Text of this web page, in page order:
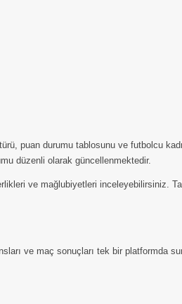
puan durumu tablosunu ve futbolcu
düzenli olarak güncellenmektedir.
ve mağlubiyetleri inceleyebilirsiniz.
ve maç sonuçları tek bir platformda